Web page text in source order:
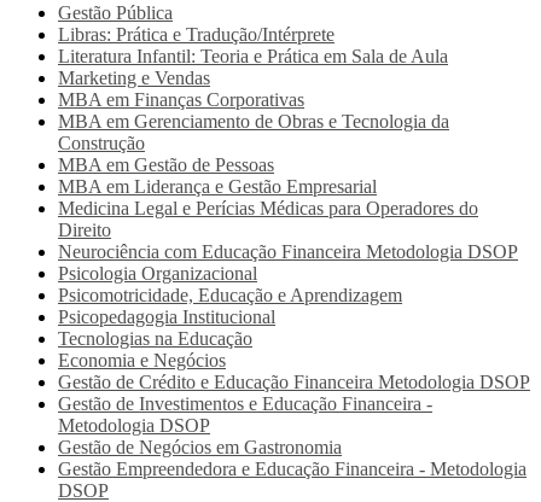
Gestão Pública
Libras: Prática e Tradução/Intérprete
Literatura Infantil: Teoria e Prática em Sala de Aula
Marketing e Vendas
MBA em Finanças Corporativas
MBA em Gerenciamento de Obras e Tecnologia da
Construção
MBA em Gestão de Pessoas
MBA em Liderança e Gestão Empresarial
Medicina Legal e Perícias Médicas para Operadores do
Direito
Neurociência com Educação Financeira Metodologia DSOP
Psicologia Organizacional
Psicomotricidade, Educação e Aprendizagem
Psicopedagogia Institucional
Tecnologias na Educação
Economia e Negócios
Gestão de Crédito e Educação Financeira Metodologia DSOP
Gestão de Investimentos e Educação Financeira -
Metodologia DSOP
Gestão de Negócios em Gastronomia
Gestão Empreendedora e Educação Financeira - Metodologia
DSOP